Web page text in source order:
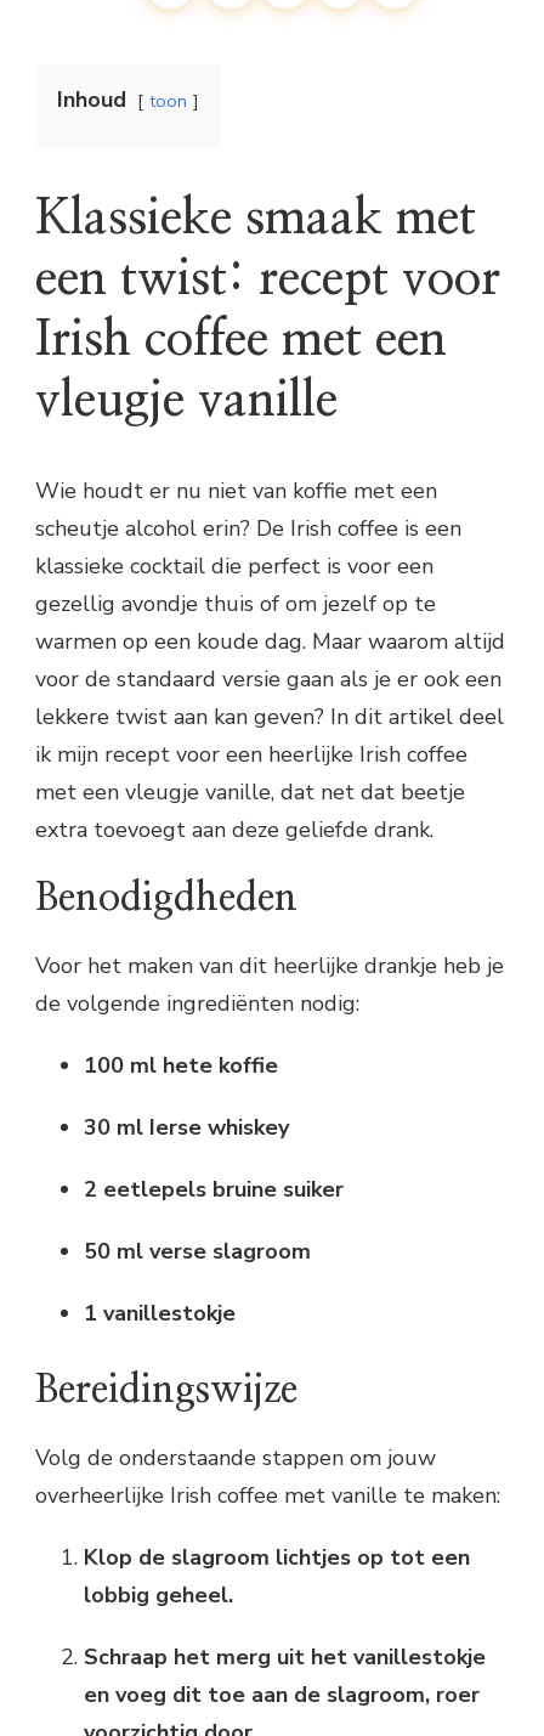
Inhoud toon
Klassieke smaak met
een twist: recept voor
Irish coffee met een
vleugje vanille
Wie houdt er nu niet van koffie met een
scheutje alcohol erin? De Irish coffee is een
klassieke cocktail die perfect is voor een
gezellig avondje thuis of om jezelf op te
warmen op een koude dag. Maar waarom altijd
voor de standaard versie gaan als je er ook een
lekkere twist aan kan geven? In dit artikel deel
ik mijn recept voor een heerlijke Irish coffee
met een vleugje vanille, dat net dat beetje
extra toevoegt aan deze geliefde drank.
Benodigdheden
Voor het maken van dit heerlijke drankje heb je
de volgende ingrediënten nodig:
100 ml hete koffie
30 ml Ierse whiskey
2 eetlepels bruine suiker
50 ml verse slagroom
1 vanillestokje
Bereidingswijze
Volg de onderstaande stappen om jouw
overheerlijke Irish coffee met vanille te maken:
Klop de slagroom lichtjes op tot een
lobbig geheel.
Schraap het merg uit het vanillestokje
en voeg dit toe aan de slagroom, roer